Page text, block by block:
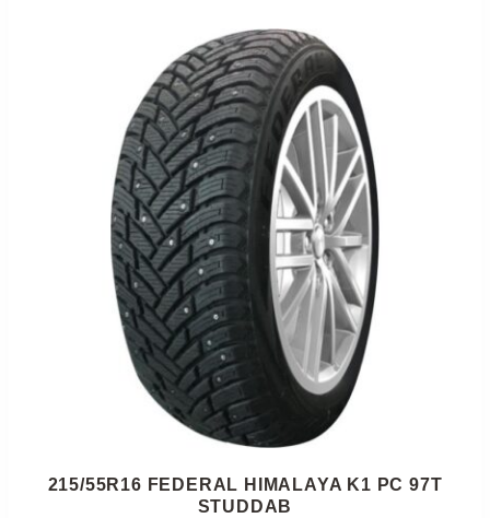
215/55R16 FEDERAL HIMALAYA K1 PC 97T
STUDDAB